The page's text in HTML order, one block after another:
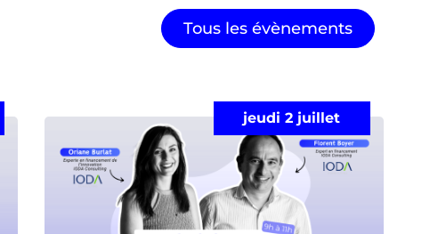
Tous les évènements
jeudi 2 juillet